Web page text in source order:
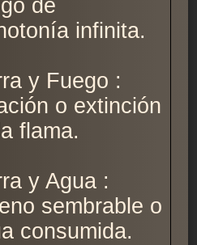
de
infinita.
y Fuego :
o extinción
flama.
y Agua :
sembrable o
consumida.